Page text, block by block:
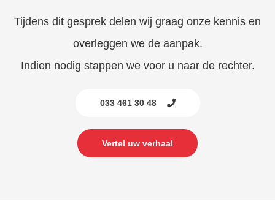
Tijdens dit gesprek delen wij graag onze kennis en
overleggen we de aanpak.
Indien nodig stappen we voor u naar de rechter.
033 461 30 48
Vertel uw verhaal